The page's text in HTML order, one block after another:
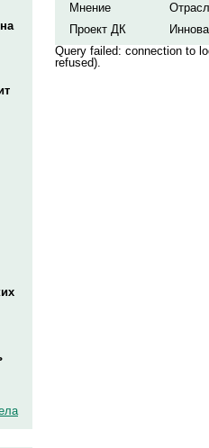
Мнение
Проект ДК
Query failed: connection to
refused).